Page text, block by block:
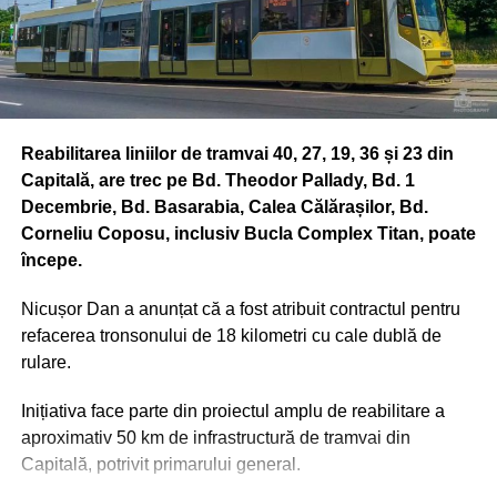
Reabilitarea liniilor de tramvai 40, 27, 19, 36 și 23 din
Capitală, are trec pe Bd. Theodor Pallady, Bd. 1
Decembrie, Bd. Basarabia, Calea Călărașilor, Bd.
Corneliu Coposu, inclusiv Bucla Complex Titan, poate
începe.
Nicușor Dan a anunțat că a fost atribuit contractul pentru
refacerea tronsonului de 18 kilometri cu cale dublă de
rulare.
Inițiativa face parte din proiectul amplu de reabilitare a
aproximativ 50 km de infrastructură de tramvai din
Capitală, potrivit primarului general.